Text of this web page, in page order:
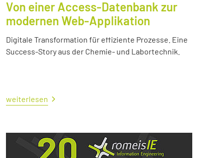
Von einer Access-Datenbank zur
modernen Web-Applikation
Digitale Transformation für effiziente Prozesse. Eine
Success-Story aus der Chemie- und Labortechnik.
weiterlesen